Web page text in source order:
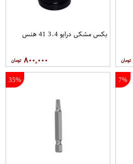
بکس مشکی درایو 3.4 41 هنس
۸۰۰,۰۰۰
7%
35%